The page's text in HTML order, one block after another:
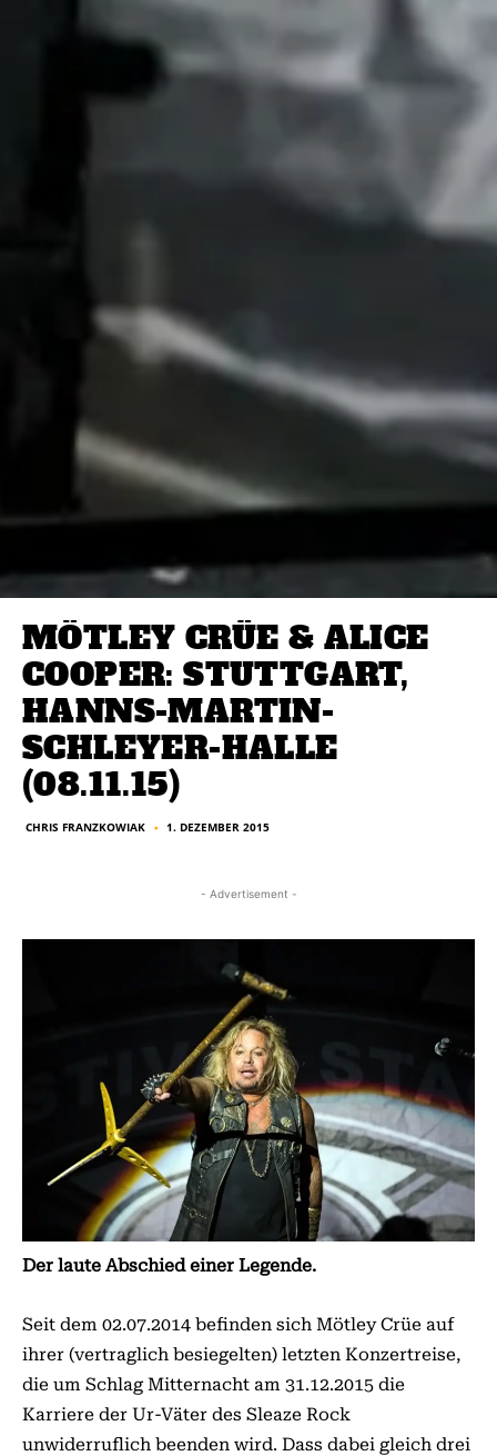
MÖTLEY CRÜE & ALICE
COOPER: STUTTGART,
HANNS-MARTIN-
SCHLEYER-HALLE
(08.11.15)
CHRIS FRANZKOWIAK ■ 1. DEZEMBER 2015
- Advertisement -
Der laute Abschied einer Legende.
Seit dem 02.07.2014 befinden sich Mötley Crüe auf
ihrer (vertraglich besiegelten) letzten Konzertreise,
die um Schlag Mitternacht am 31.12.2015 die
Karriere der Ur-Väter des Sleaze Rock
unwiderruflich beenden wird. Dass dabei gleich drei